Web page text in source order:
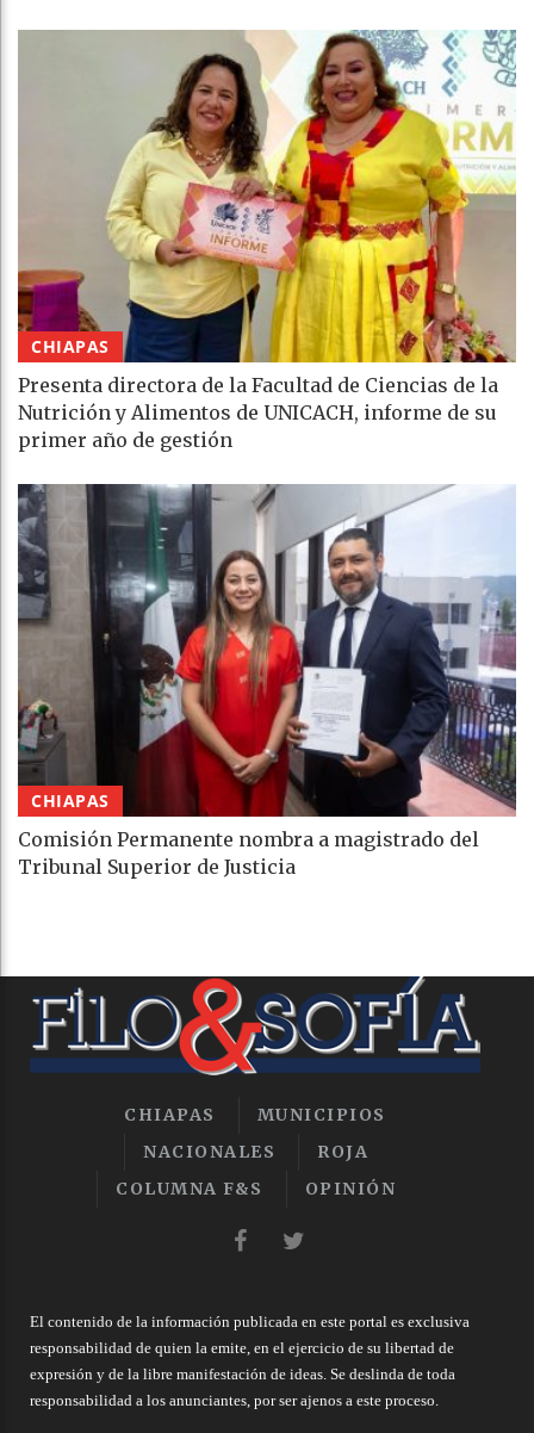
CHIAPAS
Presenta directora de la Facultad de Ciencias de la
Nutrición y Alimentos de UNICACH, informe de su
primer año de gestión
CHIAPAS
Comisión Permanente nombra a magistrado del
Tribunal Superior de Justicia
CHIAPAS
MUNICIPIOS
NACIONALES
ROJA
COLUMNA F&S
OPINIÓN
El contenido de la información publicada en este portal es exclusiva
responsabilidad de quien la emite, en el ejercicio de su libertad de
expresión y de la libre manifestación de ideas. Se deslinda de toda
responsabilidad a los anunciantes, por ser ajenos a este proceso.